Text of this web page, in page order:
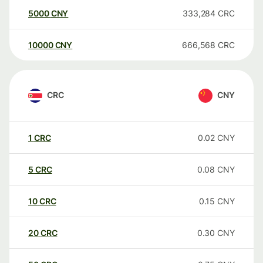
5000CNY 333,284 CRC
10000 CNY 666,568 CRC
CRC CNY
1 CRC 0.02 CNY
5 CRC 0.08 CNY
10CRC 0.15 CNY
20CRC 0.30 CNY